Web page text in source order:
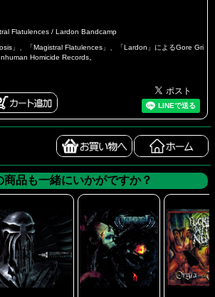
Flatulences / Lardon Bandcamp
」、「Magistral Flatulences」、「Lardon」によるGore Gri
Homicide Records。
商品も一緒にいかがですか？